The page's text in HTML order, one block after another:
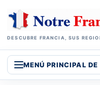
DESCUBRE FRANCIA, SUS
MENÚ PRINCIPAL